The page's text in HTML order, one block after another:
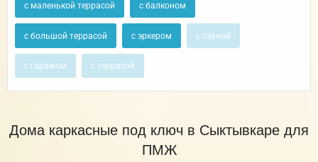
с маленькой террасой с балконом
с большой террасой с эркером с сауной
с гаражом с террасой
Дома каркасные под ключ в Сыктывкаре для
ПМЖ